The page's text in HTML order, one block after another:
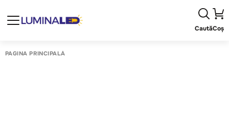
CautăCoș
PAGINA PRINCIPALĂ